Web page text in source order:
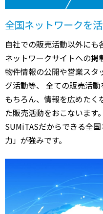
全国ネットワークを
自社での販売活動以外に
ネットワークサイトへの掲
物件情報の公開や営業スタ
グ活動等、 全ての販売活動
もちろん、情報を広めたく
た販売活動をおこないます。
SUMiTASだからできる全
力」が強みです。